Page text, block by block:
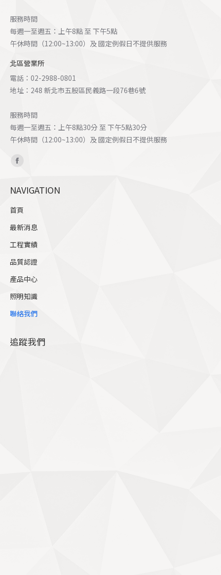
服務時間
每週一至週五：上午8點 至 下午5點
午休時間（12:00~13:00）及 國定例假日不提供服務
北區營業所
電話：02-2988-0801
地址：248 新北市五股區民義路一段76巷6號
服務時間
每週一至週五：上午8點30分 至 下午5點30分
午休時間（12:00~13:00）及 國定例假日不提供服務
Find us on:
Facebook
opens
window
NAVIGATION
首頁
最新消息
工程實績
品質認證
產品中心
照明知識
聯絡我們
追蹤我們